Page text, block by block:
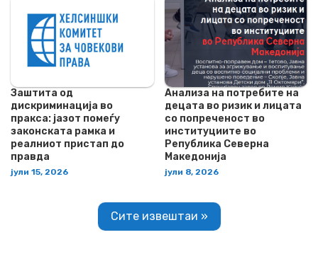
Заштита од
дискриминација во
пракса: јазот помеѓу
законската рамка и
реалниот пристап до
правда
јули 15, 2026
Анализа на потребите на
децата во ризик и лицата
со попреченост во
институциите во
Република Северна
Македонија
јули 8, 2026
Сите извештаи »